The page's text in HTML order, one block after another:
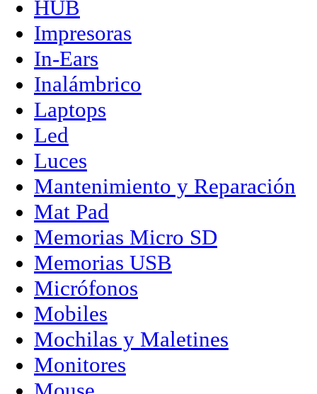
HUB
Impresoras
In-Ears
Inalámbrico
Laptops
Led
Luces
Mantenimiento y Reparación
Mat Pad
Memorias Micro SD
Memorias USB
Micrófonos
Mobiles
Mochilas y Maletines
Monitores